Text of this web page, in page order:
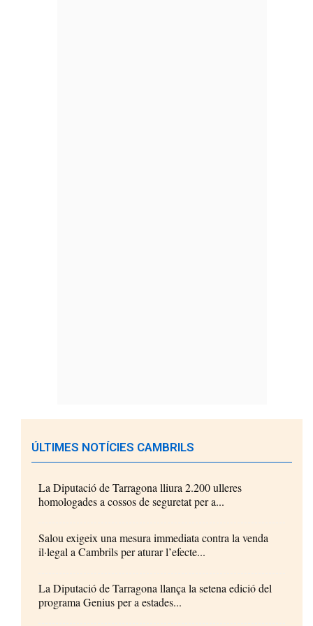
ÚLTIMES NOTÍCIES CAMBRILS
La Diputació de Tarragona lliura 2.200 ulleres
homologades a cossos de seguretat per a...
Salou exigeix una mesura immediata contra la venda
il·legal a Cambrils per aturar l’efecte...
La Diputació de Tarragona llança la setena edició del
programa Genius per a estades...